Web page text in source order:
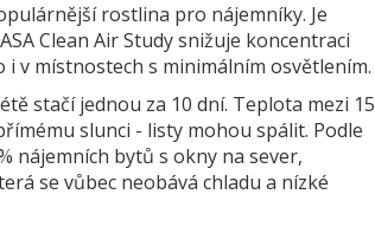
rostlina pro nájemníky. Je
Clean Air Study snižuje koncentraci
i v místnostech s minimálním osvětlením.
stačí jednou za 10 dní. Teplota mezi 15
slunci - listy mohou spálit. Podle
nájemních bytů s okny na sever,
se vůbec neobává chladu a nízké